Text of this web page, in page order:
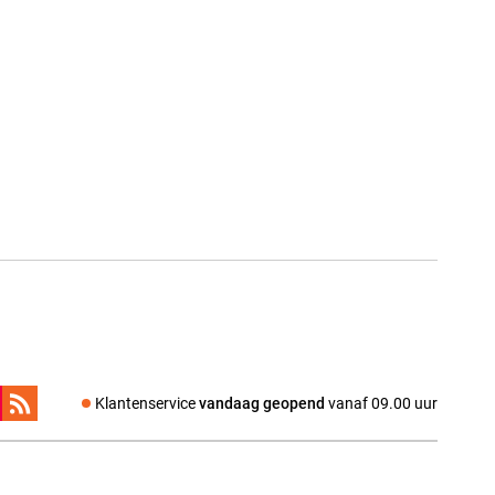
Klantenservicevandaag geopend vanaf 09.00 uur